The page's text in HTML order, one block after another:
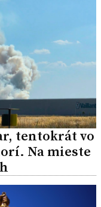
tentokrát vo
Na mieste